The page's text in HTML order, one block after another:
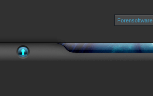
Forensoftware: